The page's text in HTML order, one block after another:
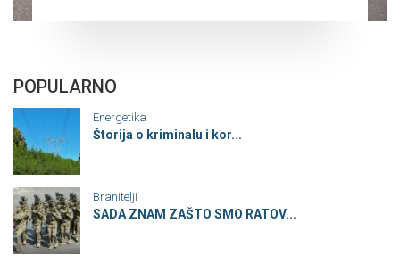
POPULARNO
Energetika
Štorija o kriminalu i kor...
Branitelji
SADA ZNAM ZAŠTO SMO RATOV...